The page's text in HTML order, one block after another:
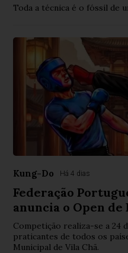
Toda a técnica é o fóssil de
Kung-Do Há 4 dias
Federação
anuncia o Open de
Competição realiza-se a 24
praticantes de todos os
Municipal de Vila Chã.